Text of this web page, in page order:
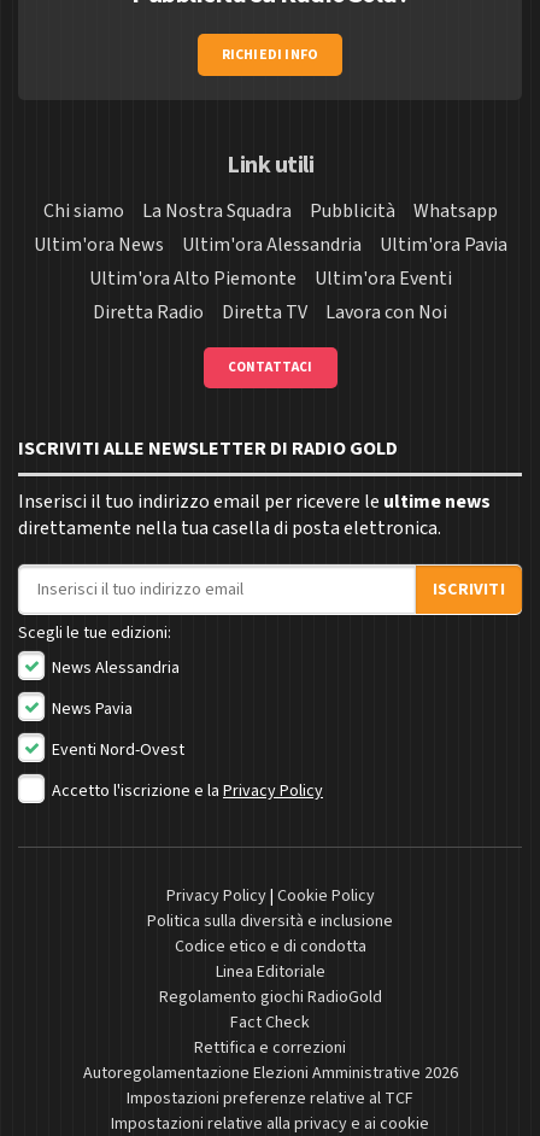
RICHIEDI INFO
Link utili
Chi siamo La Nostra Squadra Pubblicità
Whatsapp
Ultim'ora News
Ultim'ora Alessandria
Ultim'ora Pavia
Ultim'ora Alto Piemonte
Ultim'ora Eventi
Diretta Radio
Diretta TV Lavora con Noi
CONTATTACI
ISCRIVITI ALLE NEWSLETTER DI RADIO GOLD
Inserisci il tuo indirizzo email per ricevere le ultime news
direttamente nella tua casella di posta elettronica.
Indirizzo email
ISCRIVITI
Scegli le tue edizioni:
News Alessandria
News Pavia
Eventi Nord-Ovest
Accetto l'iscrizione e la Privacy Policy
Privacy Policy| Cookie Policy
Politica sulla diversità e inclusione
Codice etico e di condotta
Linea Editoriale
Regolamento giochi RadioGold
Fact Check
Rettifica e correzioni
Autoregolamentazione Elezioni Amministrative 2026
Impostazioni preferenze relative al TCF
Impostazioni relative alla privacy e ai cookie